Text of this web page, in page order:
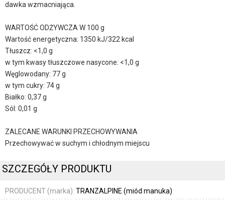
dawka wzmacniająca.
WARTOŚĆ ODŻYWCZA W 100 g
Wartość energetyczna: 1350 kJ/322 kcal
Tłuszcz: <1,0 g
w tym kwasy tłuszczowe nasycone: <1,0 g
Węglowodany: 77 g
w tym cukry: 74 g
Białko: 0,37 g
Sól: 0,01 g
ZALECANE WARUNKI PRZECHOWYWANIA
Przechowywać w suchym i chłodnym miejscu
SZCZEGÓŁY PRODUKTU
PRODUCENT (marka): TRANZALPINE (miód manuka)